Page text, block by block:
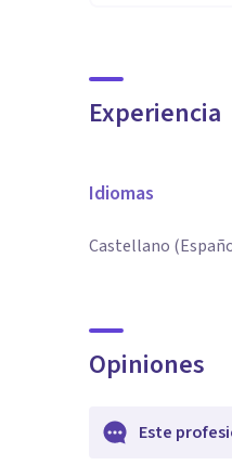
Experiencia
Idiomas
Castellano
Opiniones
Este